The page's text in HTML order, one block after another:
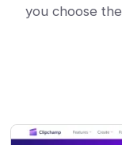
you choose